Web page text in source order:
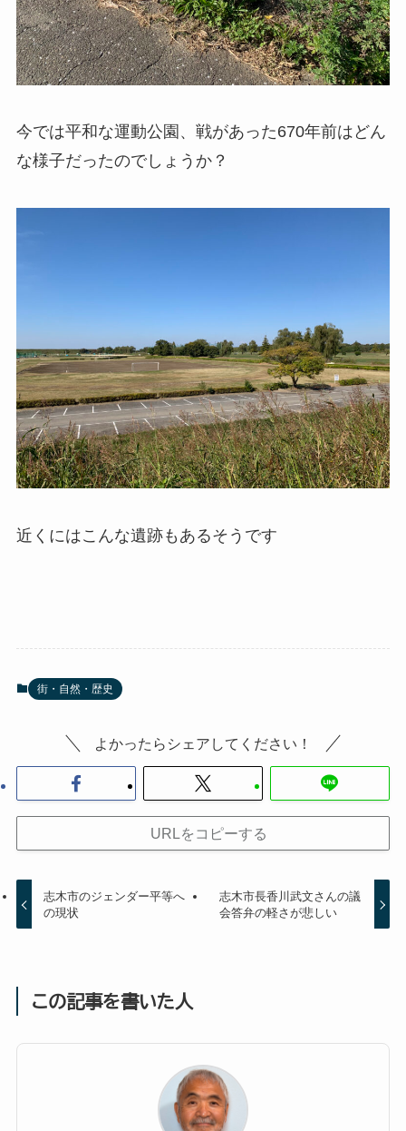
今では平和な運動公園、戦があった670年前はどん
な様子だったのでしょうか？
近くにはこんな遺跡もあるそうです
街・自然・歴史
よかったらシェアしてください！
URLをコピーする
志木市のジェンダー平等へ
の現状
志木市長香川武文さんの議
会答弁の軽さが悲しい
この記事を書いた人